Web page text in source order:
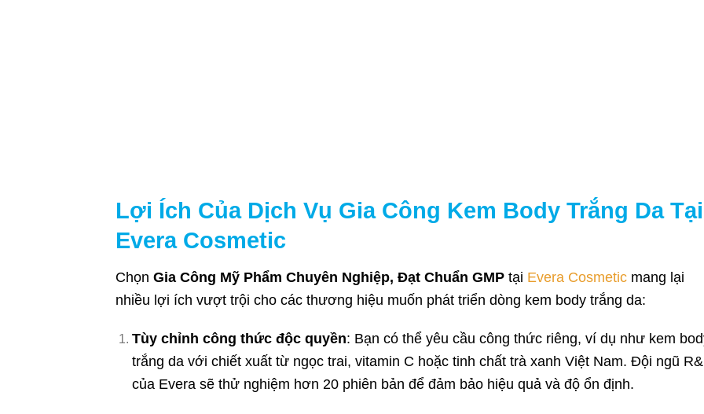
Lợi Ích Của Dịch Vụ Gia Công Kem Body Trắng Da Tại
Evera Cosmetic
Chọn Gia Công Mỹ Phẩm Chuyên Nghiệp, Đạt Chuẩn GMP tại Evera Cosmetic mang lại
nhiều lợi ích vượt trội cho các thương hiệu muốn phát triển dòng kem body trắng da:
Tùy chỉnh công thức độc quyền: Bạn có thể yêu cầu công thức riêng, ví dụ như kem
trắng da với chiết xuất từ ngọc trai, vitamin C hoặc tinh chất trà xanh Việt Nam. Đội ngũ
của Evera sẽ thử nghiệm hơn 20 phiên bản để đảm bảo hiệu quả và độ ổn định.